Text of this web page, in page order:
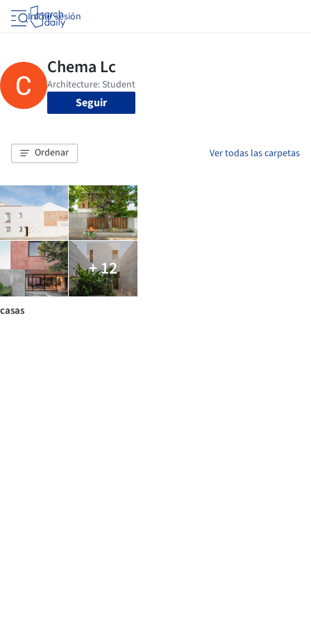
Iniciar sesión
Seguir
Ordenar Ver todas las carpetas
+ 12
casas